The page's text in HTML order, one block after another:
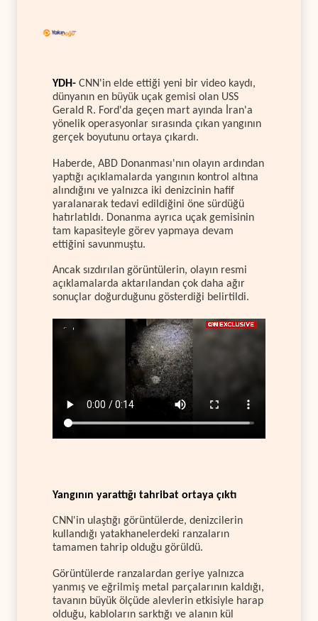
YDH- CNN'in elde ettiği yeni bir video kaydı,
dünyanın en büyük uçak gemisi olan USS
Gerald R. Ford'da geçen mart ayında İran'a
yönelik operasyonlar sırasında çıkan yangının
gerçek boyutunu ortaya çıkardı.
Haberde, ABD Donanması'nın olayın ardından
yaptığı açıklamalarda yangının kontrol altına
alındığını ve yalnızca iki denizcinin hafif
yaralanarak tedavi edildiğini öne sürdüğü
hatırlatıldı. Donanma ayrıca uçak gemisinin
tam kapasiteyle görev yapmaya devam
ettiğini savunmuştu.
Ancak sızdırılan görüntülerin, olayın resmi
açıklamalarda aktarılandan çok daha ağır
sonuçlar doğurduğunu gösterdiği belirtildi.
Yangının yarattığı tahribat ortaya çıktı
CNN'in ulaştığı görüntülerde, denizcilerin
kullandığı yatakhanelerdeki ranzaların
tamamen tahrip olduğu görüldü.
Görüntülerde ranzalardan geriye yalnızca
yanmış ve eğrilmiş metal parçalarının kaldığı,
tavanın büyük ölçüde alevlerin etkisiyle harap
olduğu, kabloların sarktığı ve alanın kül